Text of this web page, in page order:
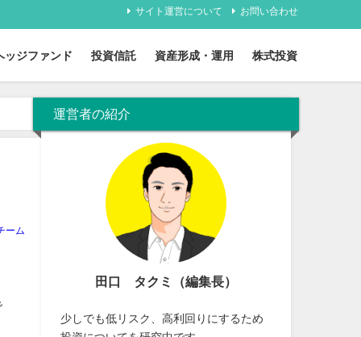
サイト運営について お問い合わせ
ッジファンド 投資信託 資産形成・運用 株式投資
ーム
運営者の紹介
田口 タクミ（編集長）
少しでも低リスク、高利回りにするため